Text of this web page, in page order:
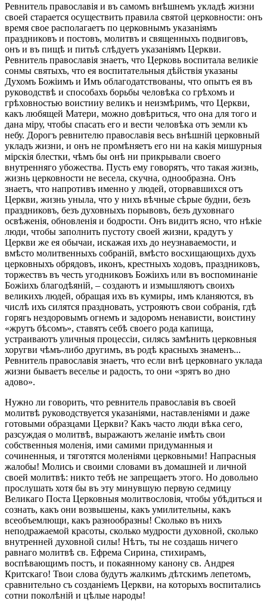
Ревнитель православія и въ самомъ внѣшнемъ укладѣ жизни
своей старается осуществить правила святой церковности: онъ
время свое располагаетъ по церковнымъ указаніямъ
праздниковъ и постовъ, молитвъ и священныхъ подвиговъ,
онъ и въ пищѣ и питьѣ слѣдуетъ указаніямъ Церкви.
Ревнитель православія знаетъ, что Церковь воспитала великіе
сонмы святыхъ, что ея воспитательныя дѣйствія указаны
Духомъ Божіимъ и Имъ облагодатствованы, что опытъ ея въ
руководствѣ и способахъ борьбы человѣка со грѣхомъ и
грѣховностью воистииу великъ и неизмѣримъ, что Церкви,
какъ любящей Матери, можно довѣриться, что она для того и
дана міру, чтобы спасать его и вести человѣка отъ земли къ
небу. Дорогъ ревнителю православія весь внѣшній церковный
укладъ жизни, и онъ не промѣняетъ его ни на какія мишурныя
мірскія блестки, чѣмъ бы онѣ ни прикрывали своего
внутренняго убожества. Пусть ему говорятъ, что такая жизнь,
жизнь церковности не весела, скучна, однообразна. Онъ
знаетъ, что напротивъ именно у людей, оторвавшихся отъ
Церкви, жизнь уныла, что у нихъ вѣчные сѣрые будни, безъ
праздниковъ, безъ духовныхъ порывовъ, безъ духовнаго
освѣженія, обновленія и бодрости. Онъ видитъ ясно, что нѣкіе
люди, чтобы заполнить пустоту своей жизни, крадутъ у
Церкви же ея обычаи, искажая ихъ до неузнаваемости, и
вмѣсто молитвенныхъ собраній, вмѣсто восхищающихъ духъ
церковныхъ обрядовъ, иконъ, крестныхъ ходовъ, праздниковъ,
торжествъ въ честь угодниковъ Божіихъ или въ воспоминаніе
Божіихъ благодѣяній, – создаютъ и измышляютъ своихъ
великихъ людей, обращая ихъ въ кумиры, имъ кланяются, въ
числѣ ихъ силятся праздновать, устрояютъ свои собранія, гдѣ
горягь нездоровымъ огнемъ и задоромъ ненависти, воистину
«жрутъ бѣсомъ», ставятъ себѣ своего рода капища,
устраиваютъ уличныя процессіи, силясь замѣнить церковныя
хоругви чѣмъ-либо другимъ, въ родѣ красныхъ знаменъ...
Ревнитель православія знаетъ, что если внѣ церковнаго уклада
жизни бываетъ веселье и радость, то они «зрятъ во дно
адово».
Нужно ли говорить, что ревнитель православія въ своей
молитвѣ руководствуется указаніями, наставленіями и даже
готовыми образцами Церкви? Какъ часто люди вѣка сего,
разсуждая о молитвѣ, выражаютъ желаніе имѣть свои
собственныя моленія, ими самими придуманныя и
сочиненныя, и тяготятся моленіями церковными! Напрасныя
жалобы! Молись и своими словами въ домашней и личной
своей молитвѣ: никто тебѣ не запрещаетъ этого. Но довольно
прослушать хотя бы въ эту минувшую первую седмицу
Великаго Поста Церковныя молитвословія, чтобы убѣдиться и
сознать, какъ они возвышены, какъ умилительны, какъ
всеобъемлющи, какъ разнообразны! Сколько въ нихъ
неподражаемой красоты, сколько мудрости духовной, сколько
внутренней духовной силы! Нѣтъ, ты не создашь ничего
равнаго молитвѣ св. Ефрема Сирина, стихирамъ,
воспѣвающимъ постъ, и покаянному канону св. Андрея
Критскаго! Твои слова будутъ жалкимъ дѣтскимъ лепетомъ,
сравнительно съ созданіемъ Церкви, на которыхъ воспитались
сотни поколѣній и цѣлые народы!